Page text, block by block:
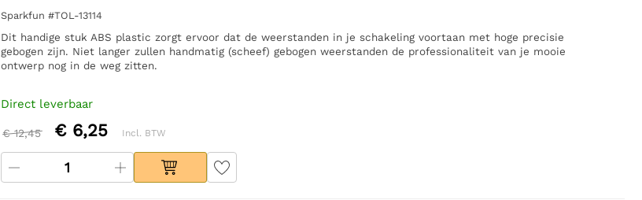
Sparkfun #TOL-13114
Dit handige stuk ABS plastic zorgt ervoor dat de weerstanden in je schakeling voortaan met hoge precisie
gebogen zijn. Niet langer zullen handmatig (scheef) gebogen weerstanden de professionaliteit van je mooie
ontwerp nog in de weg zitten.
Direct leverbaar
€ 12,45 € 6,25 Incl. BTW